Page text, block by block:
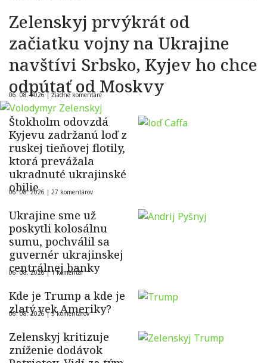
Zelenskyj prvýkrát od
začiatku vojny na Ukrajine
navštívi Srbsko, Kyjev ho chce
odpútať od Moskvy
06. 08. 2026 | Žiadne komentáre
Štokholm odovzdá
Kyjevu zadržanú loď z
ruskej tieňovej flotily,
ktorá prevážala
ukradnuté ukrajinské
obilie
06. 08. 2026 | 27 komentárov
Ukrajine sme už
poskytli kolosálnu
sumu, pochválil sa
guvernér ukrajinskej
centrálnej banky
06. 08. 2026 |1 komentár
Kde je Trump a kde je
zlatý vek Ameriky?
06. 08. 2026 |5 komentárov
Zelenskyj kritizuje
zníženie dodávok